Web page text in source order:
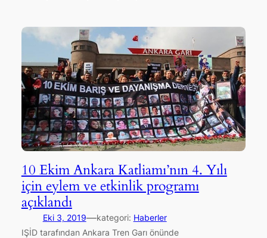
10 Ekim Ankara Katliamı’nın 4. Yılı
için eylem ve etkinlik programı
açıklandı
Eki 3, 2019—kategori: Haberler
IŞİD tarafından Ankara Tren Garı önünde